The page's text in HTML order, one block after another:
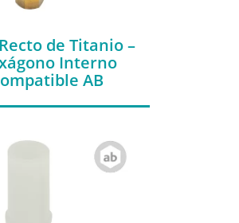
de Titanio –
Interno
AB